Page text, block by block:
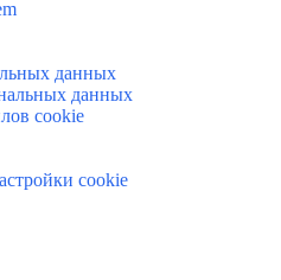
данных
данных
cookie
cookie